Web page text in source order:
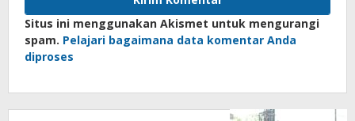
Situs ini menggunakan Akismet untuk mengurangi
spam. Pelajari bagaimana data komentar Anda
diproses